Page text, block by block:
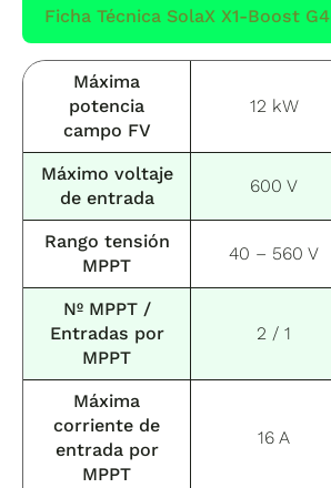
Ficha Técnica SolaX X1-Boost G4
Máxima
potencia
campo FV
12 kW
Máximo voltaje
de entrada
600 V
Rango tensión
MPPT
40 – 560 V
Nº MPPT /
Entradas por
MPPT
2 / 1
Máxima
corriente de
entrada por
MPPT
16 A